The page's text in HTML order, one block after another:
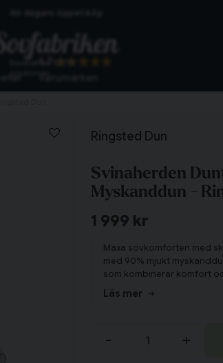
Skickas från lagret i Vinslöv
Ringsted Dun
Svinaherden
Myskanddun -
1 999 kr
Maxa sovkomforten med
med 90% mjukt
som kombinerar komfort
Läs mer
- +
Tillagd i varukorgen
Fortsätt handla